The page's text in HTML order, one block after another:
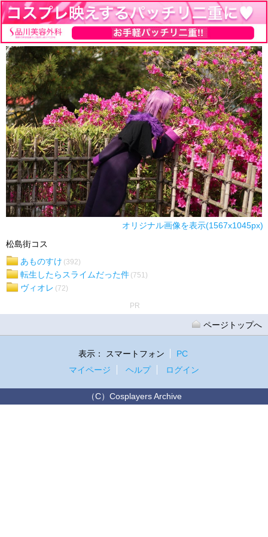
オリジナル画像を表示(1567x1045px)
松島街コス
あものすけ (392)
転生したらスライムだった件 (751)
ヴィオレ (72)
PR
ページトップへ
表示： スマートフォン
PC
マイページ
ヘルプ ログイン
（C）Cosplayers Archive